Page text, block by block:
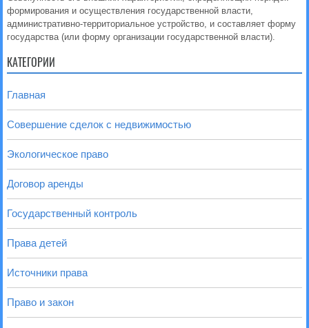
формирования и осуществления государственной власти,
административно-территориальное устройство, и составляет форму
государства (или форму организации государственной власти).
КАТЕГОРИИ
Главная
Совершение сделок с недвижимостью
Экологическое право
Договор аренды
Государственный контроль
Права детей
Источники права
Право и закон